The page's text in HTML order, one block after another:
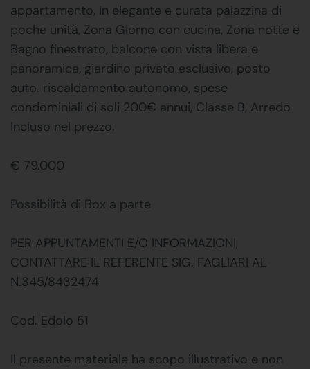
appartamento, In elegante e curata palazzina di
poche unità, Zona Giorno con cucina, Zona notte e
Bagno finestrato, balcone con vista libera e
panoramica, giardino privato esclusivo, posto
auto. riscaldamento autonomo, spese
condominiali di soli 200€ annui, Classe B, Arredo
Incluso nel prezzo.
€ 79.000
Possibilità di Box a parte
PER APPUNTAMENTI E/O INFORMAZIONI,
CONTATTARE IL REFERENTE SIG. FAGLIARI AL
N.345/8432474
Cod. Edolo 51
Il presente materiale ha scopo illustrativo e non